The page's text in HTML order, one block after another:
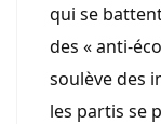
qui se
des « anti-
soulève des
les partis se